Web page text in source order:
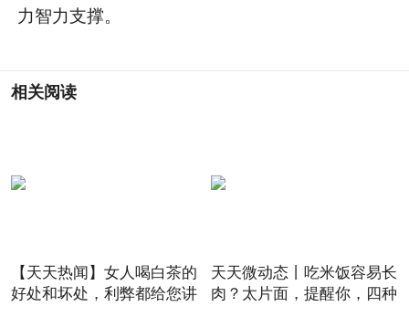
力智力支撑。
相关阅读
【天天热闻】女人喝白茶的
好处和坏处，利弊都给您讲
天天微动态丨吃米饭容易长
肉？太片面，提醒你，四种